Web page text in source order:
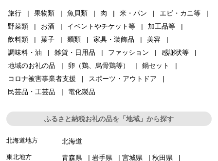
旅行 果物類 魚貝類 肉 米・パン
エビ・カニ等
野菜類
お酒 イベントやチケット等
加工品等
飲料類
菓子 麺類 家具・装飾品
美容
調味料・油
雑貨・日用品 ファッション
感謝状等
地域のお礼の品
卵（鶏、烏骨鶏等）
鍋セット
コロナ被害事業者支援
スポーツ・アウトドア
民芸品・工芸品
電化製品
ふるさと納税お礼の品を「地域」から探す
北海道地方 北海道
東北地方 青森県 岩手県 宮城県
秋田県